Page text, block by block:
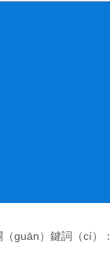
guān）鍵詞（cí）：